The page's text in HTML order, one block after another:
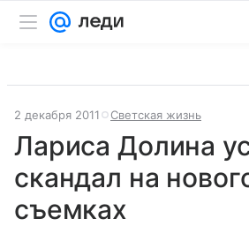
2 декабря 2011 Светская жизнь
Лариса Долина
скандал на
съемках